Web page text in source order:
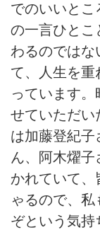
でのいいとこ
の一言ひとこ
わるのでは
て、人生を重
っています
せていただい
は加藤登紀子
ん、阿木燿
かれていて、
ゃるので、
ぞという気持